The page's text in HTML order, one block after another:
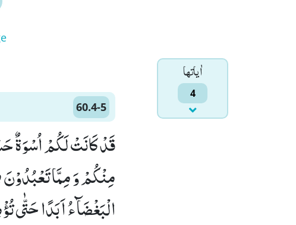
اٰياتها
4
60.4-5
قَدْ كَانَتْ لَكُمْ اُسْوَةٌ
مِنْكُمْ وَ مِمَّا تَعْبُدُوْنَ
الْبَغْضَآءُ اَبَدًا حَتّٰى